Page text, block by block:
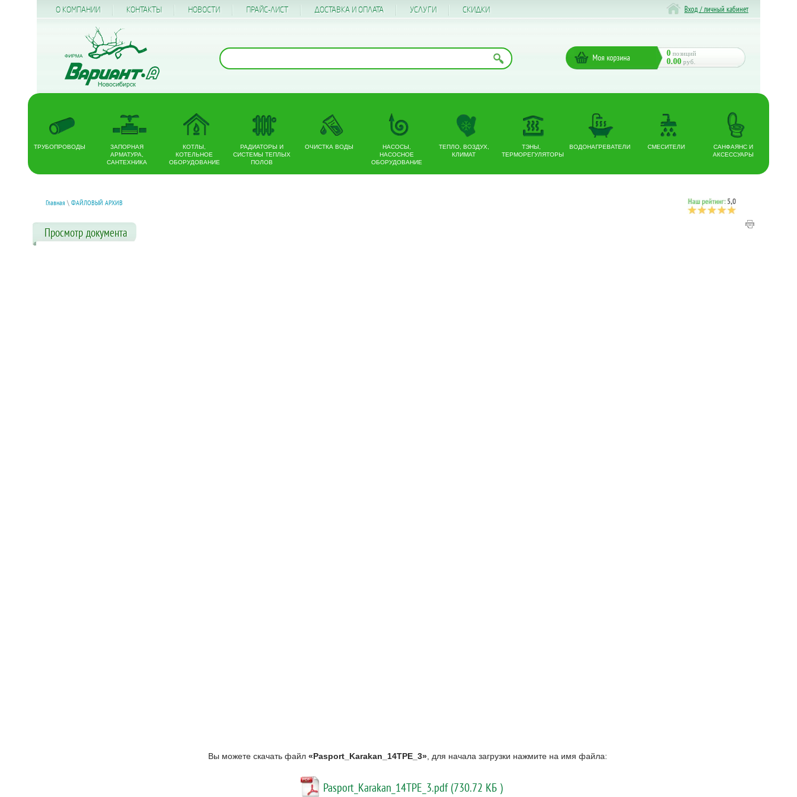
О КОМПАНИИ КОНТАКТЫ НОВОСТИ ПРАЙС-ЛИСТ ДОСТАВКА И ОПЛАТА УСЛУГИ CКИДКИ Вход / личный кабинет
Моя корзина 0 позиций
0.00 руб.
ТРУБОПРОВОДЫ
ЗАПОРНАЯ
АРМАТУРА,
САНТЕХНИКА
КОТЛЫ,
КОТЕЛЬНОЕ
ОБОРУДОВАНИЕ
РАДИАТОРЫ И
СИСТЕМЫ ТЕПЛЫХ
ПОЛОВ
ОЧИСТКА ВОДЫ
НАСОСЫ,
НАСОСНОЕ
ОБОРУДОВАНИЕ
ТЕПЛО, ВОЗДУХ,
КЛИМАТ
ТЭНЫ,
ТЕРМОРЕГУЛЯТОРЫ
ВОДОНАГРЕВАТЕЛИ СМЕСИТЕЛИ
САНФАЯНС И
АКСЕССУАРЫ
Главная \ ФАЙЛОВЫЙ АРХИВ
Просмотр документа
Вы можете скачать файл «Pasport_Karakan_14TPE_3», для начала загрузки нажмите на имя файла:
Pasport_Karakan_14TPE_3.pdf (730.72 КБ )